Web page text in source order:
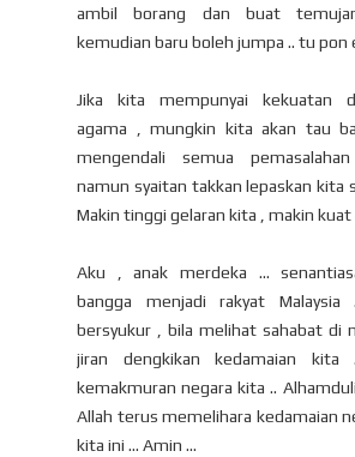
ambil borang dan buat
kemudian baru boleh jumpa .. tu pon
Jika kita mempunyai kekuatan
agama , mungkin kita akan tau
mengendali semua
namun syaitan takkan lepaskan kita
Makin tinggi gelaran kita , makin kuat
Aku , anak merdeka ...
bangga menjadi rakyat Malaysia
bersyukur , bila melihat sahabat di
jiran dengkikan kedamaian kita
kemakmuran negara kita ..
Allah terus memelihara kedamaian
kita ini ... Amin ...